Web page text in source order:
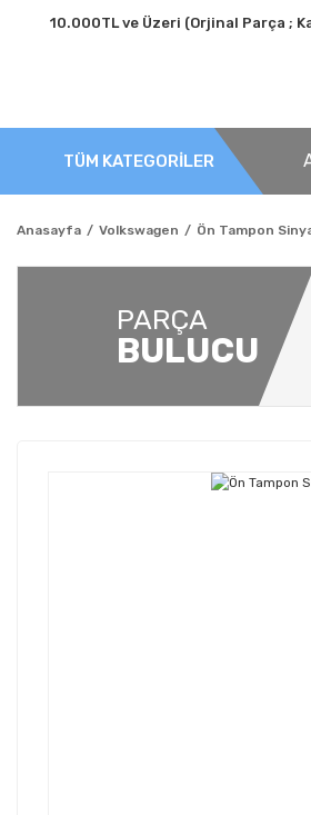
10.000TL ve Üzeri (Orjinal Parça ;
TÜM KATEGORİLER
Anasayfa Volkswagen Ön Tampon
PARÇA
BULUCU